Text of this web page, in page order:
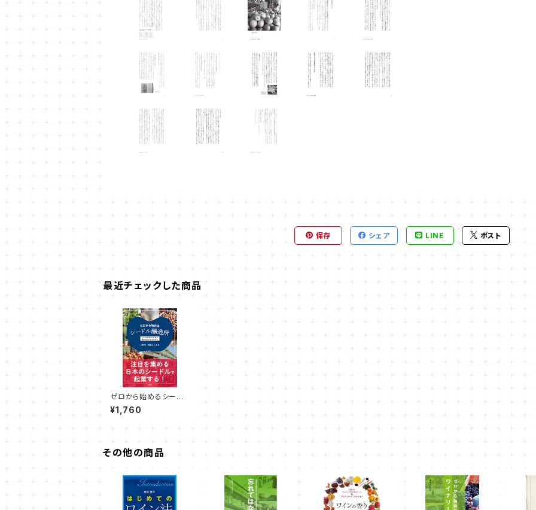
保存 シェア LINE ポスト
最近チェックした商品
ゼロから始めるシード
ル醸造所 （小野 司
著、 蓮見 よしあき 著）
¥1,760
その他の商品